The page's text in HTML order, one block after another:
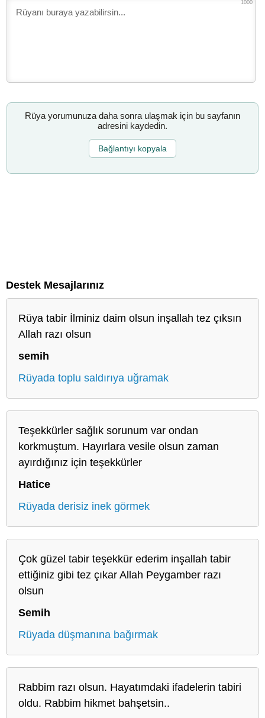
1000
Rüya yorumunuza daha sonra ulaşmak için bu sayfanın
adresini kaydedin.
Bağlantıyı kopyala
Destek Mesajlarınız
Rüya tabir İlminiz daim olsun inşallah tez çıksın
Allah razı olsun
semih
Rüyada toplu saldırıya uğramak
Teşekkürler sağlık sorunum var ondan
korkmuştum. Hayırlara vesile olsun zaman
ayırdığınız için teşekkürler
Hatice
Rüyada derisiz inek görmek
Çok güzel tabir teşekkür ederim inşallah tabir
ettiğiniz gibi tez çıkar Allah Peygamber razı
olsun
Semih
Rüyada düşmanına bağırmak
Rabbim razı olsun. Hayatımdaki ifadelerin tabiri
oldu. Rabbim hikmet bahşetsin..